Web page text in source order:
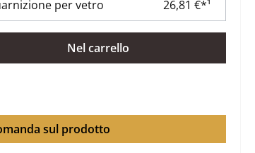
per vetro
26,81 €*¹
la quantità desiderata o usa i pulsanti per
Nel carrello
sul prodotto